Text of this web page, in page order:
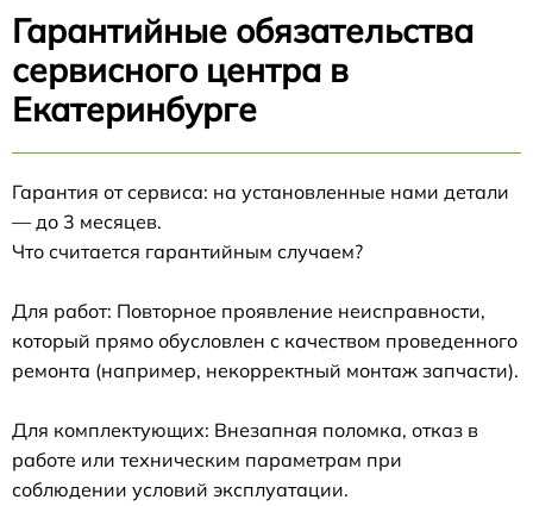
Гарантийные обязательства
сервисного центра в
Екатеринбурге
Гарантия от сервиса: на установленные нами детали
— до 3 месяцев.
Что считается гарантийным случаем?
Для работ: Повторное проявление неисправности,
который прямо обусловлен с качеством проведенного
ремонта (например, некорректный монтаж запчасти).
Для комплектующих: Внезапная поломка, отказ в
работе или техническим параметрам при
соблюдении условий эксплуатации.